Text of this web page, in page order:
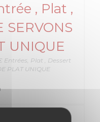
, Plat ,
UNIQUE
Entrées, Plat , Dessert
PLAT UNIQUE